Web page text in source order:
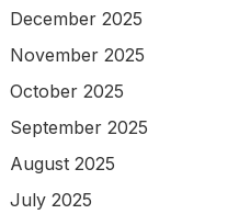
December 2025
November 2025
October 2025
September 2025
August 2025
July 2025